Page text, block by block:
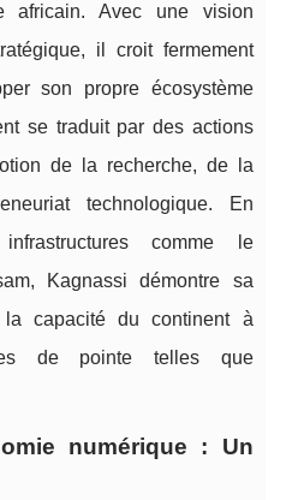
africain. Avec une vision
il croit fermement
son propre écosystème
se traduit par des actions
de la recherche, de la
technologique. En
comme le
Kagnassi démontre sa
la capacité du continent à
de pointe telles que
numérique : Un